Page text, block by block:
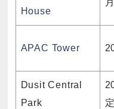
House
月
APAC Tower
Dusit Central
Park
定